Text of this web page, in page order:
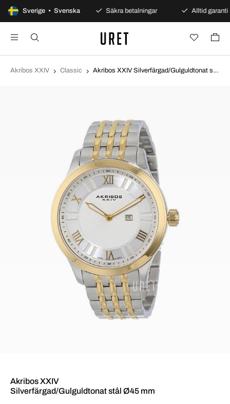
Sverige • Svenska
100 dagars öppet köp Säkra betalningar Alltid garanti
Akribos XXIV Classic Akribos XXIV Silverfärgad/Gulguldtonat stål Ø45 mm AK594TTG
Akribos XXIV
Silverfärgad/Gulguldtonat stål Ø45 mm